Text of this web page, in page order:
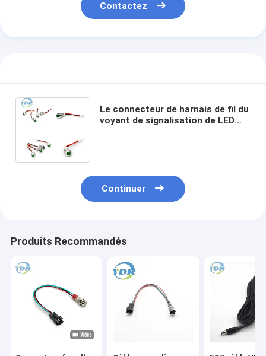
Contactez
Le connecteur de harnais de fil du
voyant de signalisation de LED
Continuer
Produits Recommandés